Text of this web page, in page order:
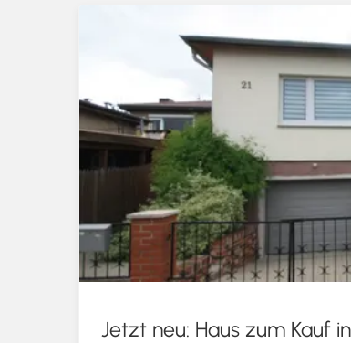
Jetzt neu: Haus zum Kauf